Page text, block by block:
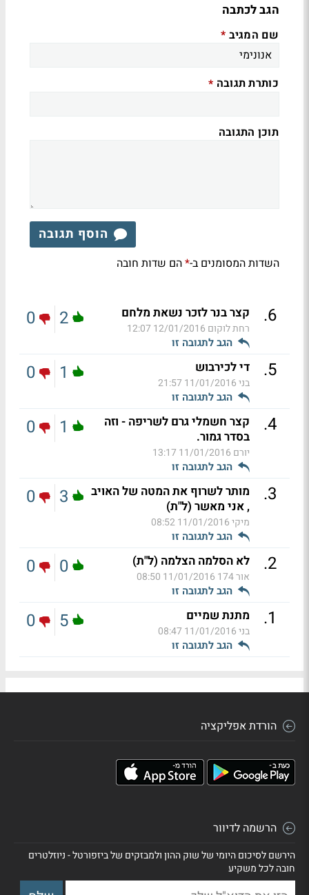
הגב לכתבה
שם המגיב *
כותרת תגובה *
תוכן התגובה
הוסף תגובה
השדות המסומנים ב-*הם שדות חובה
6
. קצר בנר לזכר נשאת מלחם
רחת לוקום 12/01/2016 12:07
הגב לתגובה זו
2
0
5
. די לכירבוש
בני11/01/2016 21:57
הגב לתגובה זו
1
0
4
.
קצר חשמלי גרם לשריפה - וזה
בסדר גמור.
יורם 11/01/2016 13:17
הגב לתגובה זו
1
0
3
.
מותר לשרוף את המטה של האויב
, אני מאשר (ל"ת)
מיקי11/01/2016 08:52
הגב לתגובה זו
3
0
2
. לא הסלמה הצלמה (ל"ת)
אור 174 11/01/2016 08:50
הגב לתגובה זו
0
0
1
. מתנת שמיים
בני11/01/2016 08:47
הגב לתגובה זו
5
0
הורדת אפליקציה
הרשמה לדיוור
הירשם לסיכום היומי של שוק ההון ולמבזקים של ביזפורטל - ניוזלטרים
חובה לכל משקיע